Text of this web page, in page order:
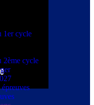
1er cycle
2ème cycle